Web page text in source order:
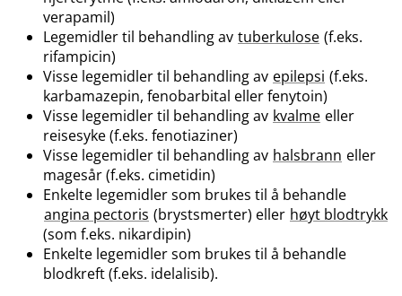
verapamil)
Legemidler til behandling av tuberkulose (f.eks.
rifampicin)
Visse legemidler til behandling av epilepsi (f.eks.
karbamazepin, fenobarbital eller fenytoin)
Visse legemidler til behandling av kvalme eller
reisesyke (f.eks. fenotiaziner)
Visse legemidler til behandling av halsbrann eller
magesår (f.eks. cimetidin)
Enkelte legemidler som brukes til å behandle
angina pectoris (brystsmerter) eller høyt blodtrykk
(som f.eks. nikardipin)
Enkelte legemidler som brukes til å behandle
blodkreft (f.eks. idelalisib).